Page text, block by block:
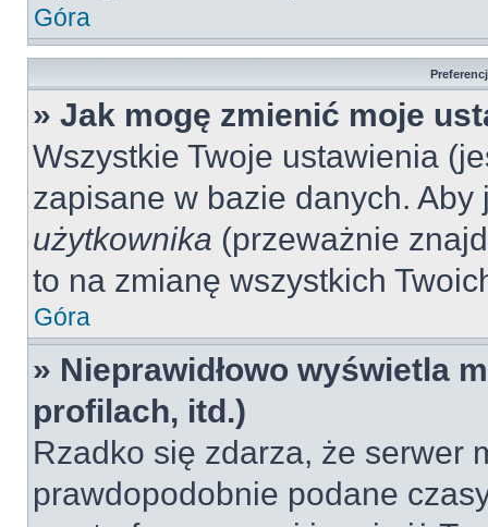
Góra
» Jak mogę zmienić moje
Wszystkie Twoje ustawienia
zapisane w bazie danych.
użytkownika (przeważnie
to na zmianę wszystkich
Góra
» Nieprawidłowo wyświetla
profilach, itd.)
Rzadko się zdarza, że serwer
prawdopodobnie podane